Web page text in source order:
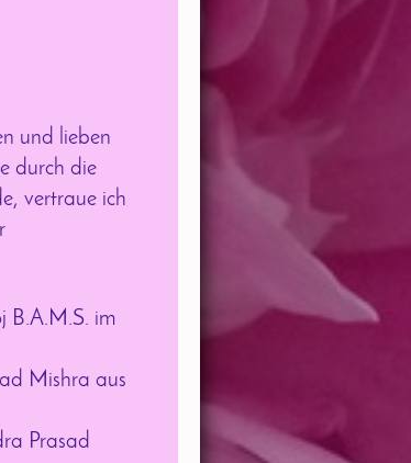
und lieben
durch die
vertraue ich
B.A.M.S. im
Mishra aus
Prasad